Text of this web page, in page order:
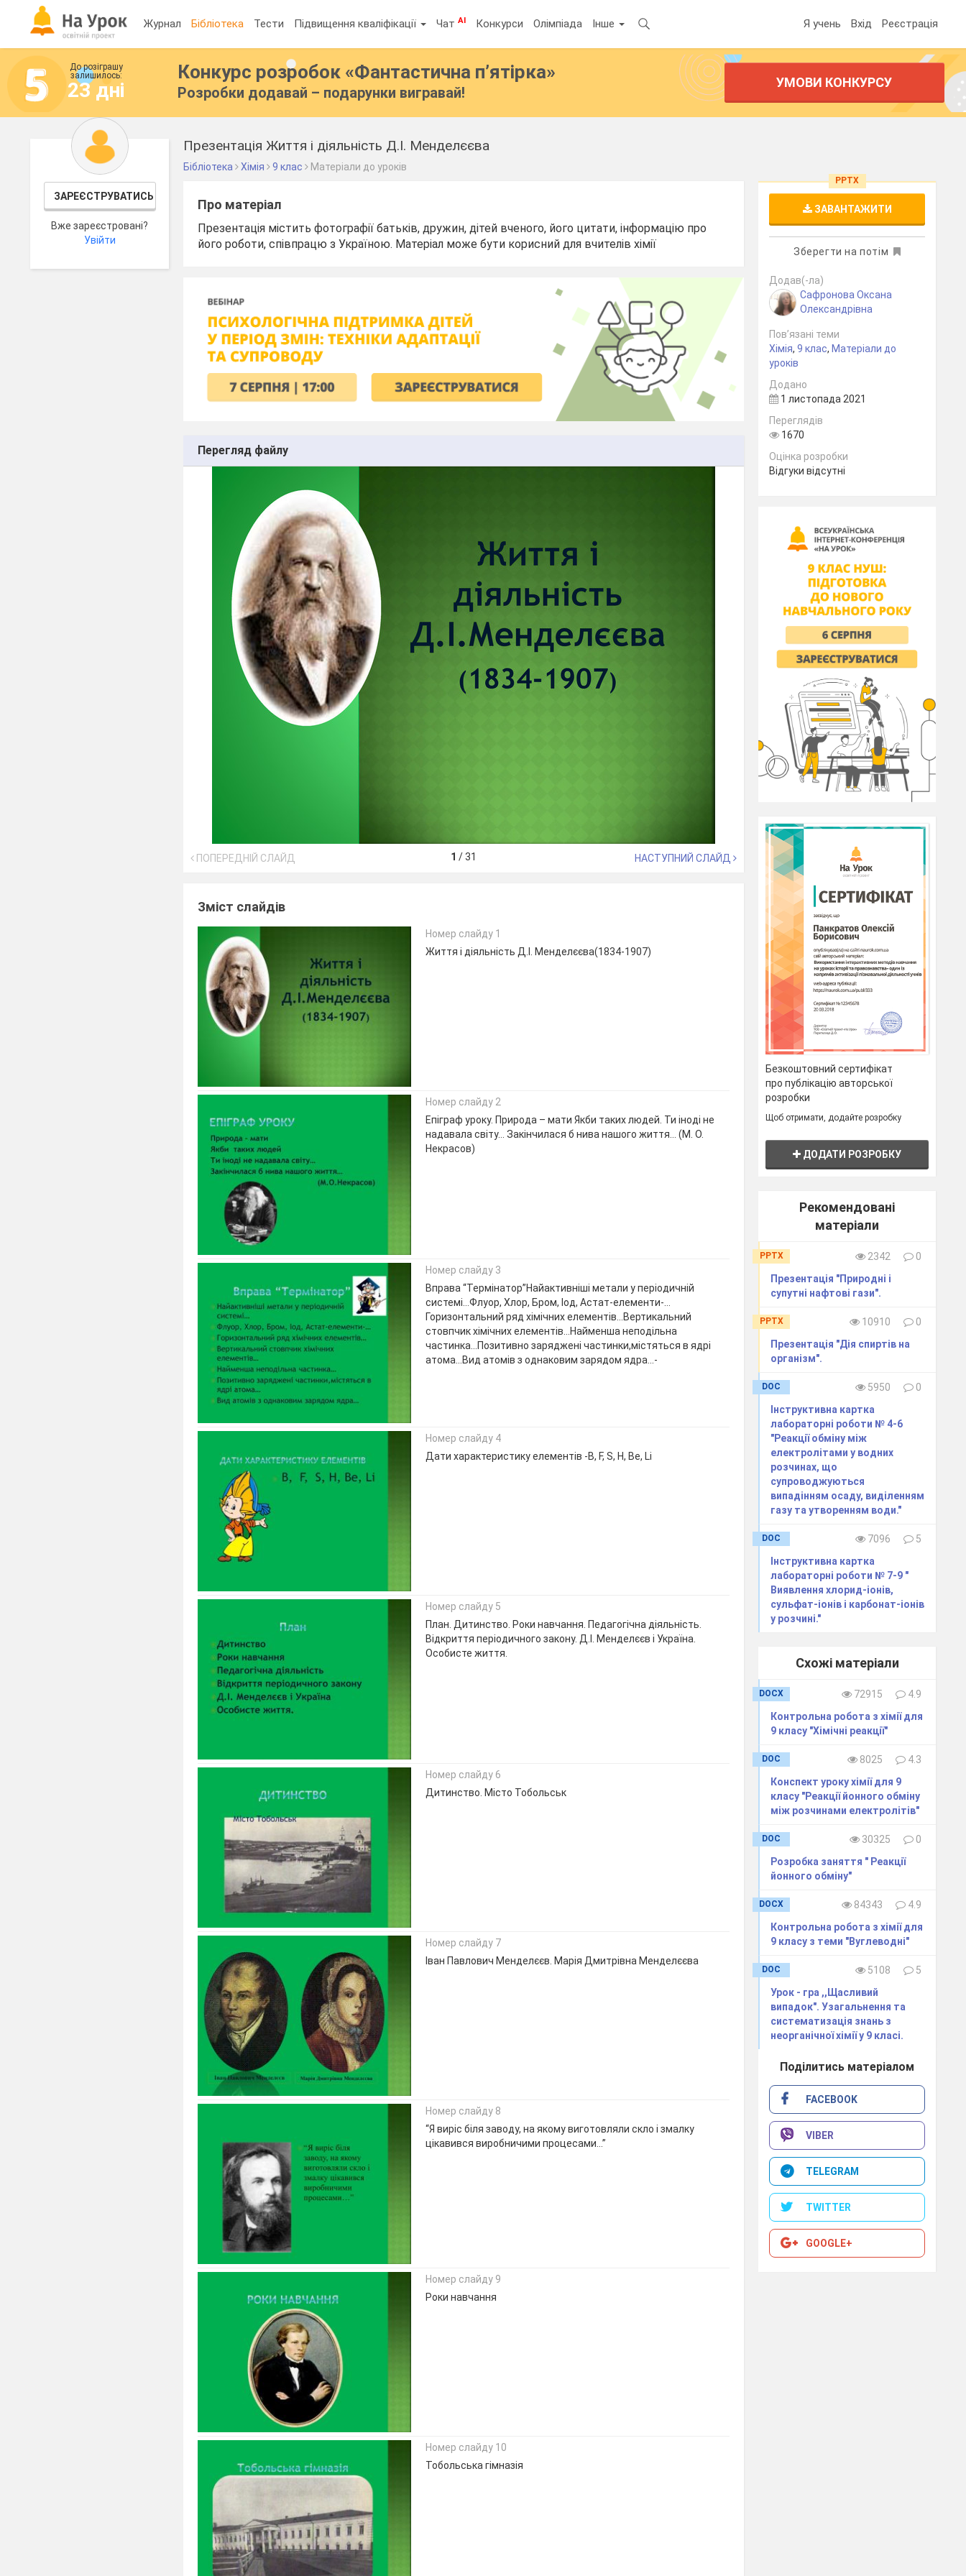
Журнал Бібліотека Тести Підвищення кваліфікації ЧатAI Конкурси Олімпіада Інше Я учень Вхід Реєстрація
До розіграшу
залишилось:
23 дні
Конкурс розробок «Фантастична п’ятірка»
Розробки додавай – подарунки вигравай!
УМОВИ КОНКУРСУ
ЗАРЕЄСТРУВАТИСЬ
Вже зареєстровані?
Увійти
Презентація Життя і діяльність Д.І. Менделєєва
Бібліотека Хімія 9 клас Матеріали до уроків
Про матеріал
Презентація містить фотографії батьків, дружин, дітей вченого, його цитати, інформацію про
його роботи, співпрацю з Україною. Матеріал може бути корисний для вчителів хімії
Перегляд файлу
ПОПЕРЕДНІЙ СЛАЙД 1 /31 НАСТУПНИЙ СЛАЙД
Зміст слайдів
Номер слайду 1
Життя і діяльність Д.І. Менделєєва(1834-1907)
Номер слайду 2
Епіграф уроку. Природа – мати Якби таких людей. Ти іноді не
надавала світу… Закінчилася б нива нашого життя… (М. О.
Некрасов)
Номер слайду 3
Вправа “Термінатор”Найактивніші метали у періодичній
системі…Флуор, Хлор, Бром, Іод, Астат-елементи-…
Горизонтальний ряд хімічних елементів…Вертикальний
стовпчик хімічних елементів…Найменша неподільна
частинка…Позитивно заряджені частинки,містяться в ядрі
атома…Вид атомів з однаковим зарядом ядра…-
Номер слайду 4
Дати характеристику елементів -B, F, S, H, Be, Li
Номер слайду 5
План. Дитинство. Роки навчання. Педагогічна діяльність.
Відкриття періодичного закону. Д.І. Менделєєв і Україна.
Особисте життя.
Номер слайду 6
Дитинство. Місто Тобольськ
Номер слайду 7
Іван Павлович Менделєєв. Марія Дмитрівна Менделєєва
Номер слайду 8
“Я виріс біля заводу, на якому виготовляли скло і змалку
цікавився виробничими процесами…”
Номер слайду 9
Роки навчання
Номер слайду 10
Тобольська гімназія
PPTX
ЗАВАНТАЖИТИ
Зберегти на потім
Додав(-ла)
Сафронова Оксана
Олександрівна
Пов’язані теми
Хімія,9 клас, Матеріали до
уроків
Додано
1 листопада 2021
Переглядів
1670
Оцінка розробки
Відгуки відсутні
Безкоштовний сертифікат
про публікацію авторської
розробки
Щоб отримати, додайте розробку
ДОДАТИ РОЗРОБКУ
Рекомендовані
матеріали
PPTX 2342
0
Презентація "Природні і
супутні нафтові гази".
PPTX 10910
0
Презентація "Дія спиртів на
організм".
DOC 5950
0
Інструктивна картка
лабораторні роботи № 4-6
"Реакції обміну між
електролітами у водних
розчинах, що
супроводжуються
випадінням осаду, виділенням
газу та утворенням води."
DOC 7096
5
Інструктивна картка
лабораторні роботи № 7-9 "
Виявлення хлорид-іонів,
сульфат-іонів і карбонат-іонів
у розчині."
Схожі матеріали
DOCX 72915
4.9
​Контрольна робота з хімії для
9 класу "Хімічні реакції"
DOC 8025
4.3
Конспект уроку хімії для 9
класу "Реакції йонного обміну
між розчинами електролітів"
DOC 30325
0
Розробка заняття " Реакції
йонного обміну"
DOCX 84343
4.9
Контрольна робота з хімії для
9 класу з теми "Вуглеводні"
DOC 5108
5
Урок - гра ,,Щасливий
випадок". Узагальнення та
систематизація знань з
неорганічної хімії у 9 класі.
Поділитись матеріалом
FACEBOOK
VIBER
TELEGRAM
TWITTER
GOOGLE+